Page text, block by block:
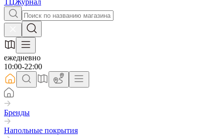
ТЦЖурнал
ежедневно
10:00-22:00
Бренды
Напольные покрытия